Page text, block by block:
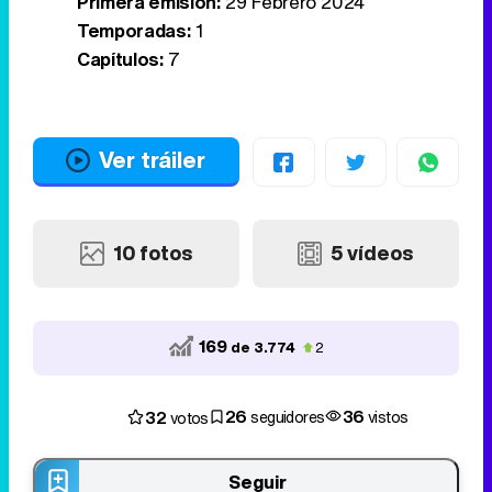
Temporadas:1
Capítulos:7
Ver tráiler
10 fotos 5 vídeos
169de 3.774 2
32votos 26seguidores 36vistos
Seguir